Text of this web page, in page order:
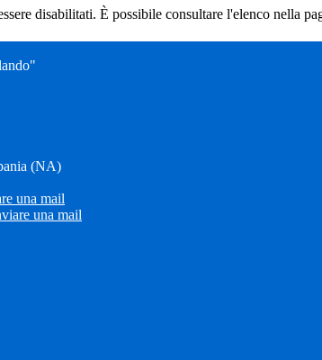
disabilitati. È possibile consultare l'elenco nella
(NA)
una mail
una mail